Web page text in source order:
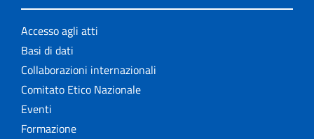
Accesso agli atti
Basi di dati
Collaborazioni internazionali
Comitato Etico Nazionale
Eventi
Formazione